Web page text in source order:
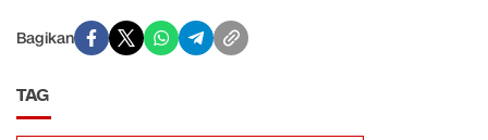
Bagikan
TAG